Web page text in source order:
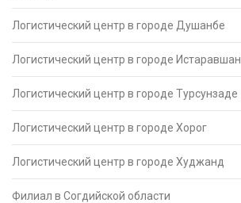
Логистический центр в городе Душанбе
Логистический центр в городе Истаравшан
Логистический центр в городе Турсунзаде
Логистический центр в городе Хорог
Логистический центр в городе Худжанд
Филиал в Согдийской области